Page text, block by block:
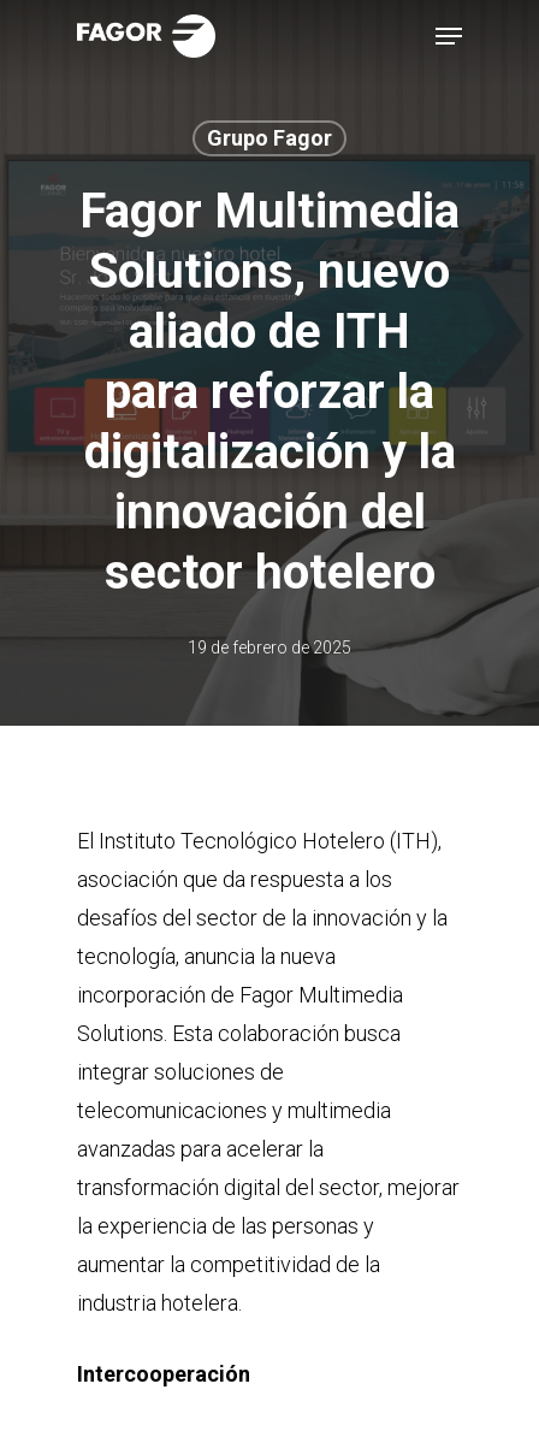
Menu
Grupo Fagor
Fagor Multimedia
Solutions, nuevo
aliado de ITH
para reforzar la
digitalización y la
innovación del
sector hotelero
19 de febrero de 2025
El Instituto Tecnológico Hotelero (ITH),
asociación que da respuesta a los
desafíos del sector de la innovación y la
tecnología, anuncia la nueva
incorporación de Fagor Multimedia
Solutions. Esta colaboración busca
integrar soluciones de
telecomunicaciones y multimedia
avanzadas para acelerar la
transformación digital del sector, mejorar
la experiencia de las personas y
aumentar la competitividad de la
industria hotelera.
Intercooperación